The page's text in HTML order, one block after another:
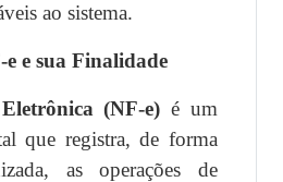
ao sistema.
e sua Finalidade
(NF-e) é um
que registra, de forma
as operações de